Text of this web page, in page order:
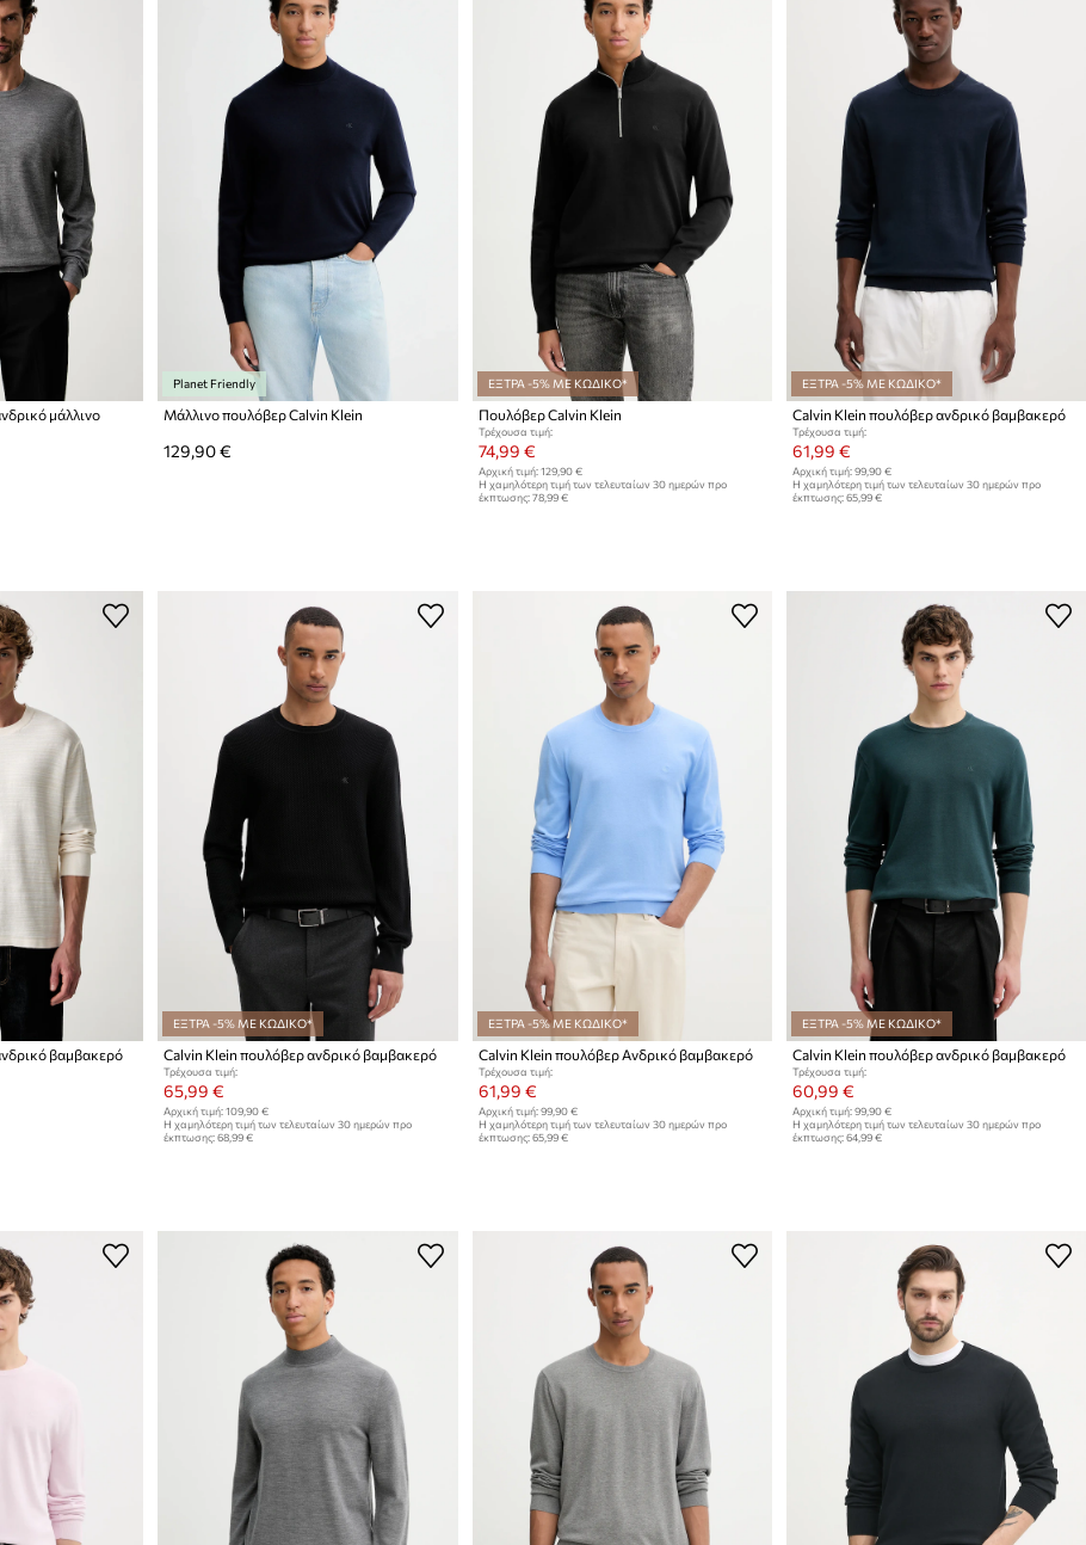
μάλλινο
Planet Friendly
Μάλλινο πουλόβερ Calvin Klein
129,90 €
ΕΞΤΡΑ -5% ΜΕ ΚΩΔΙΚΟ*
Πουλόβερ Calvin Klein
Τρέχουσα τιμή:
74,99 €
Αρχική τιμή: 129,90 €
Η χαμηλότερη τιμή των τελευταίων 30 ημερών προ
έκπτωσης: 78,99 €
ΕΞΤΡΑ -5% ΜΕ ΚΩΔΙΚΟ*
Calvin Klein πουλόβερ ανδρικό βαμβακερό
Τρέχουσα τιμή:
61,99 €
Αρχική τιμή: 99,90 €
Η χαμηλότερη τιμή των τελευταίων 30 ημερών προ
έκπτωσης: 65,99 €
βαμβακερό
ΕΞΤΡΑ -5% ΜΕ ΚΩΔΙΚΟ*
Calvin Klein πουλόβερ ανδρικό βαμβακερό
Τρέχουσα τιμή:
65,99 €
Αρχική τιμή: 109,90 €
Η χαμηλότερη τιμή των τελευταίων 30 ημερών προ
έκπτωσης: 68,99 €
ΕΞΤΡΑ -5% ΜΕ ΚΩΔΙΚΟ*
Calvin Klein πουλόβερ Ανδρικό βαμβακερό
Τρέχουσα τιμή:
61,99 €
Αρχική τιμή: 99,90 €
Η χαμηλότερη τιμή των τελευταίων 30 ημερών προ
έκπτωσης: 65,99 €
ΕΞΤΡΑ -5% ΜΕ ΚΩΔΙΚΟ*
Calvin Klein πουλόβερ ανδρικό βαμβακερό
Τρέχουσα τιμή:
60,99 €
Αρχική τιμή: 99,90 €
Η χαμηλότερη τιμή των τελευταίων 30 ημερών προ
έκπτωσης: 64,99 €